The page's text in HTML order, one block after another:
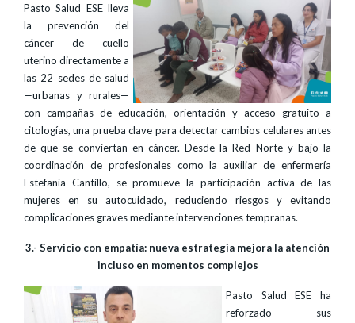
Pasto Salud ESE lleva
la prevención del
cáncer de cuello
uterino directamente a
las 22 sedes de salud
—urbanas y rurales—
con campañas de educación, orientación y acceso gratuito a
citologías, una prueba clave para detectar cambios celulares antes
de que se conviertan en cáncer. Desde la Red Norte y bajo la
coordinación de profesionales como la auxiliar de enfermería
Estefanía Cantillo, se promueve la participación activa de las
mujeres en su autocuidado, reduciendo riesgos y evitando
complicaciones graves mediante intervenciones tempranas.
3.- Servicio con empatía: nueva estrategia mejora la atención
incluso en momentos complejos
Pasto Salud ESE ha
reforzado sus